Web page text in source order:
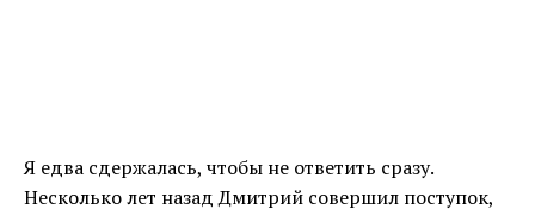
Я едва сдержалась, чтобы не ответить сразу.
Несколько лет назад Дмитрий совершил поступок,